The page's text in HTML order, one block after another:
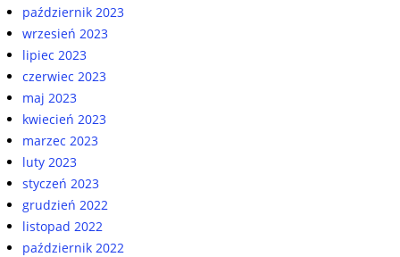
październik 2023
wrzesień 2023
lipiec 2023
czerwiec 2023
maj 2023
kwiecień 2023
marzec 2023
luty 2023
styczeń 2023
grudzień 2022
listopad 2022
październik 2022